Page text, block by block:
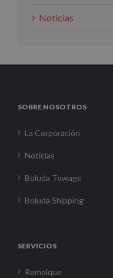
Noticias
SOBRE NOSOTROS
La Corporación
Noticias
Boluda Towage
Boluda Shipping
SERVICIOS
Remolque